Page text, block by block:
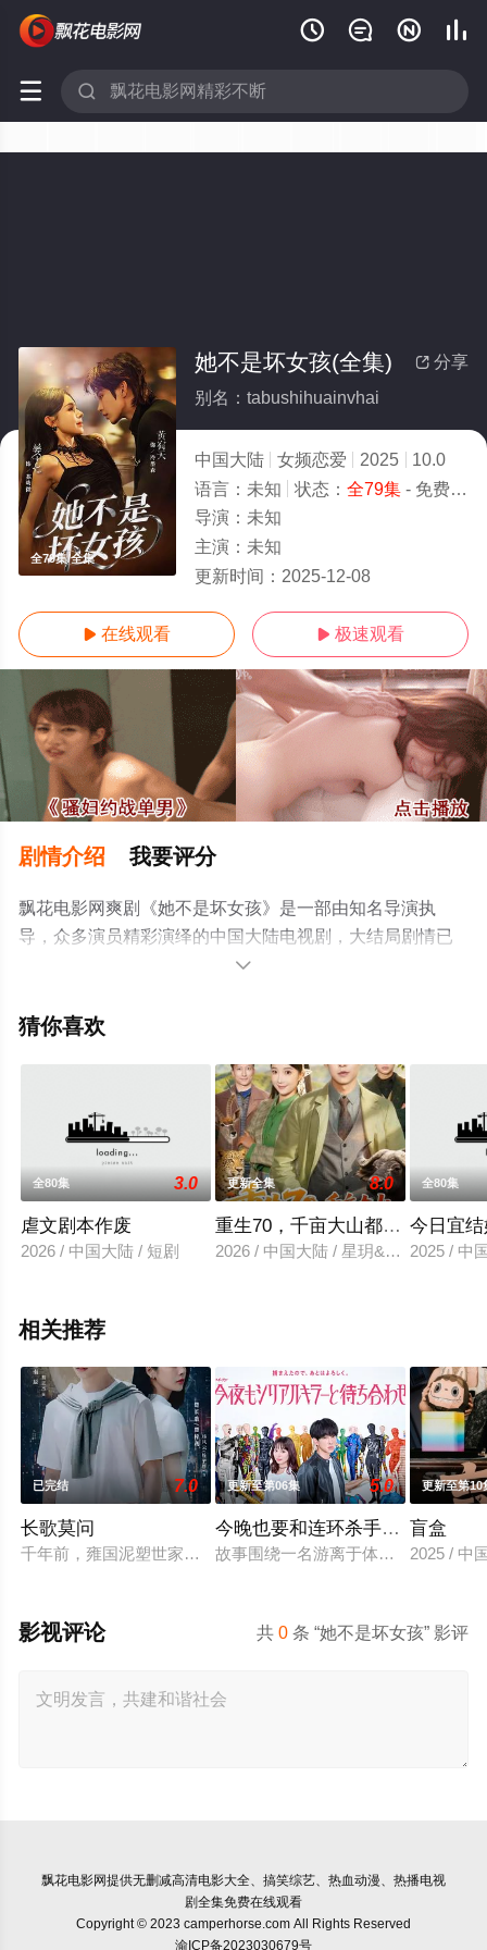
   
 
全79集/全集
 分享
她不是坏女孩(全集)
别名：tabushihuainvhai
中国大陆 女频恋爱 2025
10.0
语言： 未知 状态： 全79集- 免费在线观看
导演： 未知
主演： 未知
更新时间： 2025-12-08
 在线观看  极速观看
剧情介绍 我要评分
飘花电影网爽剧《她不是坏女孩》是一部由知名导演执
导，众多演员精彩演绎的中国大陆电视剧，大结局剧情已
揭晓（全79集），手机免费观看高清未删减完整版电视剧
信息可移步至豆瓣电视剧、电视猫或剧情网等平台了解。

猜你喜欢
全80集 3.0
虐文剧本作废
2026 / 中国大陆 / 短剧
更新全集 8.0
重生70，千亩大山都是我的猎场
2026 / 中国大陆 / 星玥&孔德瑞
全80集
今日宜
2025 / 中
相关推荐
已完结 7.0
长歌莫问
千年前，雍国泥塑世家楚门因进贡的“十二生肖”离奇流血炸裂
更新至第06集 5.0
今晚也要和连环杀手约会
故事围绕一名游离于体制之外、孤傲
更新至第10
盲盒
2025 / 中
共0 条 “她不是坏女孩” 影评
影视评论
飘花电影网提供无删减高清电影大全、搞笑综艺、热血动漫、热播电视
剧全集免费在线观看
Copyright © 2023 camperhorse.com All Rights Reserved
渝ICP备2023030679号